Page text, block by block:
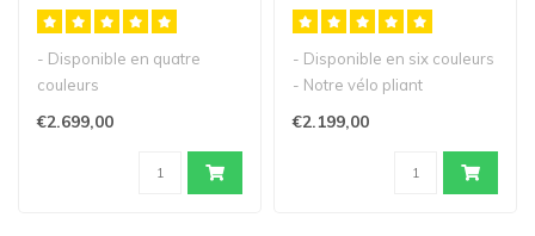
M410
- Disponible en quatre
couleurs
€2.699,00
- Disponible en six couleurs
- Notre vélo pliant
€2.199,00